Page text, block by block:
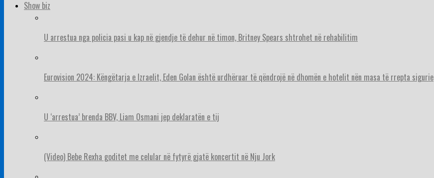
Show biz
U arrestua nga policia pasi u kap në gjendje të dehur në timon, Britney Spears shtrohet në rehabilitim
Eurovision 2024: Këngëtarja e Izraelit, Eden Golan është urdhëruar të qëndrojë në dhomën e hotelit nën masa të rrepta sigurie
U ‘arrestua’ brenda BBV, Liam Osmani jep deklaratën e tij
(Video) Bebe Rexha goditet me celular në fytyrë gjatë koncertit në Nju Jork